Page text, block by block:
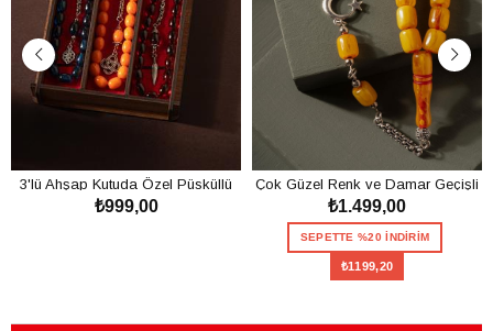
3'lü Ahşap Kutuda Özel Püsküllü
Toz Kehribar Tesbih Seti
₺999,00
Çok Güzel Renk ve Damar Geçişli
Toz Kehribar Tesbih
₺1.499,00
SEPETTE %20 İNDİRİM
₺1199,20